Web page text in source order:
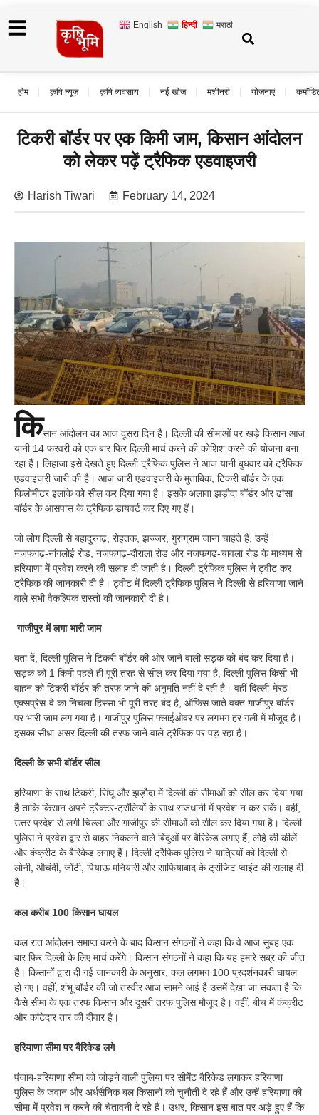
English हिन्दी मराठी
होम कृषि न्यूज़ कृषि व्यवसाय नई खोज मशीनरी योजनाएं
टिकरी बॉर्डर पर एक किमी जाम, किसान आंदोलन
को लेकर पढ़ें ट्रैफिक एडवाइजरी
Harish Tiwari February 14, 2024
किसान आंदोलन का आज दूसरा दिन है। दिल्ली की सीमाओं पर खड़े किसान आज
यानी 14 फरवरी को एक बार फिर दिल्ली मार्च करने की कोशिश करने की योजना बना
रहा हैं। लिहाजा इसे देखते हुए दिल्ली ट्रैफिक पुलिस ने आज यानी बुधवार को ट्रैफिक
एडवाइजरी जारी की है। आज जारी एडवाइजरी के मुताबिक, टिकरी बॉर्डर के एक
किलोमीटर इलाके को सील कर दिया गया है। इसके अलावा झड़ौदा बॉर्डर और ढांसा
बॉर्डर के आसपास के ट्रैफिक डायवर्ट कर दिए गए हैं।
जो लोग दिल्ली से बहादुरगढ़, रोहतक, झज्जर, गुरुग्राम जाना चाहते हैं, उन्हें
नजफगढ़-नांगलोई रोड, नजफगढ़-दौराला रोड और नजफगढ़-चावला रोड के माध्यम से
हरियाणा में प्रवेश करने की सलाह दी जाती है। दिल्ली ट्रैफिक पुलिस ने ट्वीट कर
ट्रैफिक की जानकारी दी है। ट्वीट में दिल्ली ट्रैफिक पुलिस ने दिल्ली से हरियाणा जाने
वाले सभी वैकल्पिक रास्तों की जानकारी दी है।
गाजीपुर में लगा भारी जाम
बता दें, दिल्ली पुलिस ने टिकरी बॉर्डर की ओर जाने वाली सड़क को बंद कर दिया है।
सड़क को 1 किमी पहले ही पूरी तरह से सील कर दिया गया है, दिल्ली पुलिस किसी भी
वाहन को टिकरी बॉर्डर की तरफ जाने की अनुमति नहीं दे रही है। वहीं दिल्ली-मेरठ
एक्सप्रेस-वे का निचला हिस्सा भी पूरी तरह बंद है, ऑफिस जाते वक्त गाजीपुर बॉर्डर
पर भारी जाम लग गया है। गाजीपुर पुलिस फ्लाईओवर पर लगभग हर गली में मौजूद है।
इसका सीधा असर दिल्ली की तरफ जाने वाले ट्रैफिक पर पड़ रहा है।
दिल्ली के सभी बॉर्डर सील
हरियाणा के साथ टिकरी, सिंघू और झड़ौदा में दिल्ली की सीमाओं को सील कर दिया गया
है ताकि किसान अपने ट्रैक्टर-ट्रॉलियों के साथ राजधानी में प्रवेश न कर सकें। वहीं,
उत्तर प्रदेश से लगी चिल्ला और गाजीपुर की सीमाओं को सील कर दिया गया है। दिल्ली
पुलिस ने प्रवेश द्वार से बाहर निकलने वाले बिंदुओं पर बैरिकेड लगाए हैं, लोहे की कीलें
और कंक्रीट के बैरिकेड लगाए हैं। दिल्ली ट्रैफिक पुलिस ने यात्रियों को दिल्ली से
लोनी, औचंदी, जोंटी, पियाऊ मनियारी और साफियाबाद के ट्रांजिट प्वाइंट की सलाह दी
है।
कल करीब 100 किसान घायल
कल रात आंदोलन समाप्त करने के बाद किसान संगठनों ने कहा कि वे आज सुबह एक
बार फिर दिल्ली के लिए मार्च करेंगे। किसान संगठनों ने कहा कि यह हमारे सब्र की जीत
है। किसानों द्वारा दी गई जानकारी के अनुसार, कल लगभग 100 प्रदर्शनकारी घायल
हो गए। वहीं, शंभू बॉर्डर की जो तस्वीर आज सामने आई है उसमें देखा जा सकता है कि
कैसे सीमा के एक तरफ किसान और दूसरी तरफ पुलिस मौजूद है। वहीं, बीच में कंक्रीट
और कांटेदार तार की दीवार है।
हरियाणा सीमा पर बैरिकेड लगे
पंजाब-हरियाणा सीमा को जोड़ने वाली पुलिया पर सीमेंट बैरिकेड लगाकर हरियाणा
पुलिस के जवान और अर्धसैनिक बल किसानों को चुनौती दे रहे हैं और उन्हें हरियाणा की
सीमा में प्रवेश न करने की चेतावनी दे रहे हैं। उधर, किसान इस बात पर अड़े हुए हैं कि